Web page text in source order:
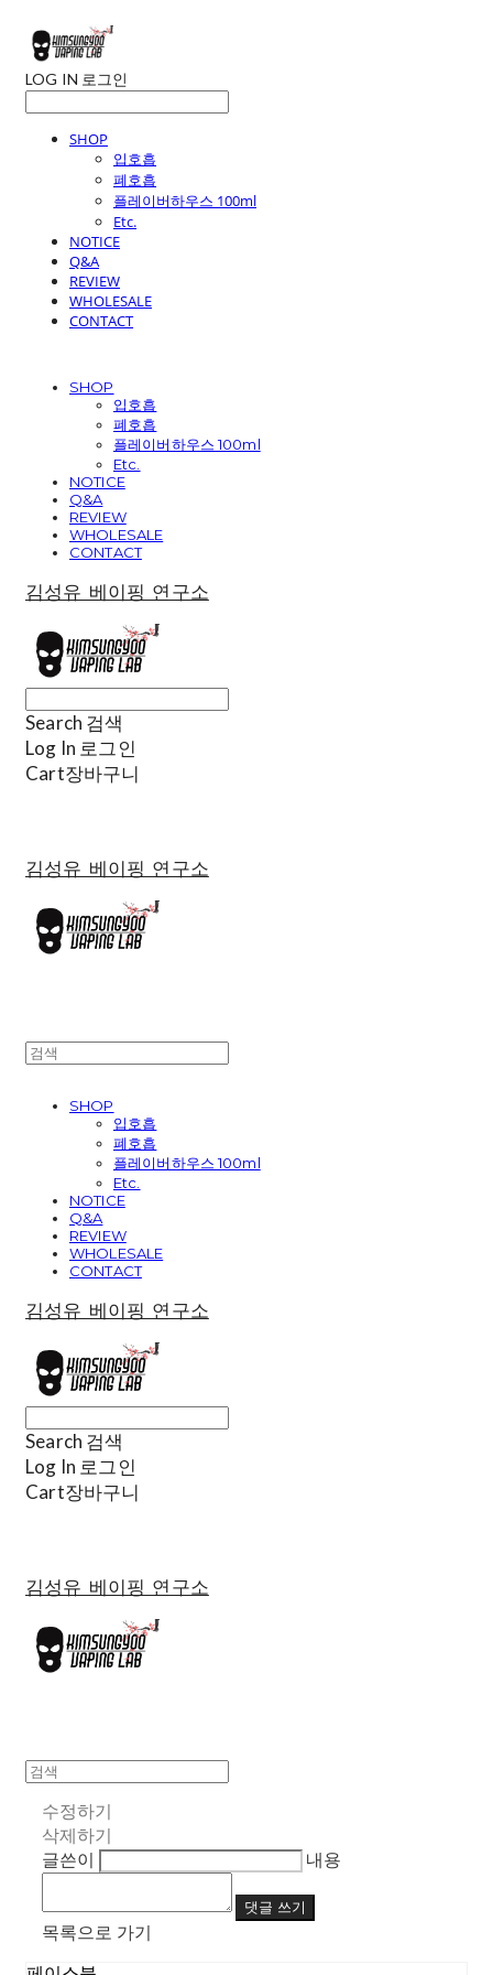
LOG IN 로그인
SHOP
입호흡
폐호흡
플레이버하우스 100ml
Etc.
NOTICE
Q&A
REVIEW
WHOLESALE
CONTACT
SHOP
입호흡
폐호흡
플레이버하우스 100ml
Etc.
NOTICE
Q&A
REVIEW
WHOLESALE
CONTACT
김성유 베이핑 연구소
Search 검색
Log In 로그인
Cart장바구니
김성유 베이핑 연구소
SHOP
입호흡
폐호흡
플레이버하우스 100ml
Etc.
NOTICE
Q&A
REVIEW
WHOLESALE
CONTACT
김성유 베이핑 연구소
Search 검색
Log In 로그인
Cart장바구니
김성유 베이핑 연구소
수정하기
삭제하기
글쓴이
내용
댓글 쓰기
목록으로 가기